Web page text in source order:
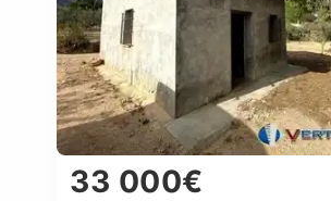
33 000€